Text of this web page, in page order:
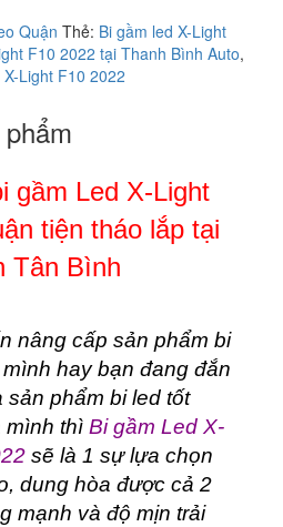
Quận Thẻ: Bi gầm led X-Light
F10 2022 tại Thanh Bình Auto,
Light F10 2022
gầm Led X-Light
tiện tháo lắp tại
Tân Bình
nâng cấp sản phẩm bi
hay bạn đang đắn
sản phẩm bi led tốt
mình thì Bi gầm Led X-
sẽ là 1 sự lựa chọn
dung hòa được cả 2
mạnh và độ mịn trải